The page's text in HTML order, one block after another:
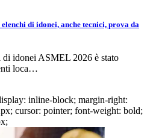
di idonei, anche tecnici, prova da
idonei ASMEL 2026 è stato
loca…
inline-block; margin-right:
cursor: pointer; font-weight: bold;